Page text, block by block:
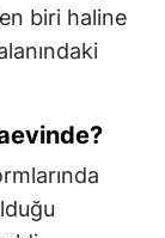
biri haline